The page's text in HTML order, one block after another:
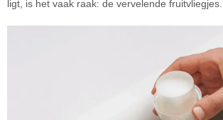
ligt, is het vaak raak: de vervelende fruitvliegjes...